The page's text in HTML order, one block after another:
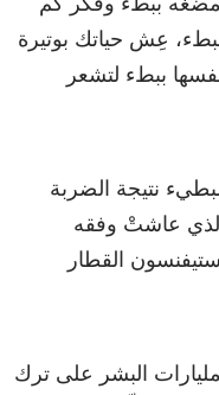
عِش حياتك بوتيرة
ببطء لتشعر
نتيجة الضربة
الذي عاشتْ وفقه
القطار
البشر على ترك